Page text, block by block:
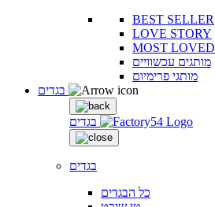
BEST SELLER
LOVE STORY
MOST LOVED
מותגים עכשוויים
מותגי פרימיום
בגדים
בגדים
כל הבגדים